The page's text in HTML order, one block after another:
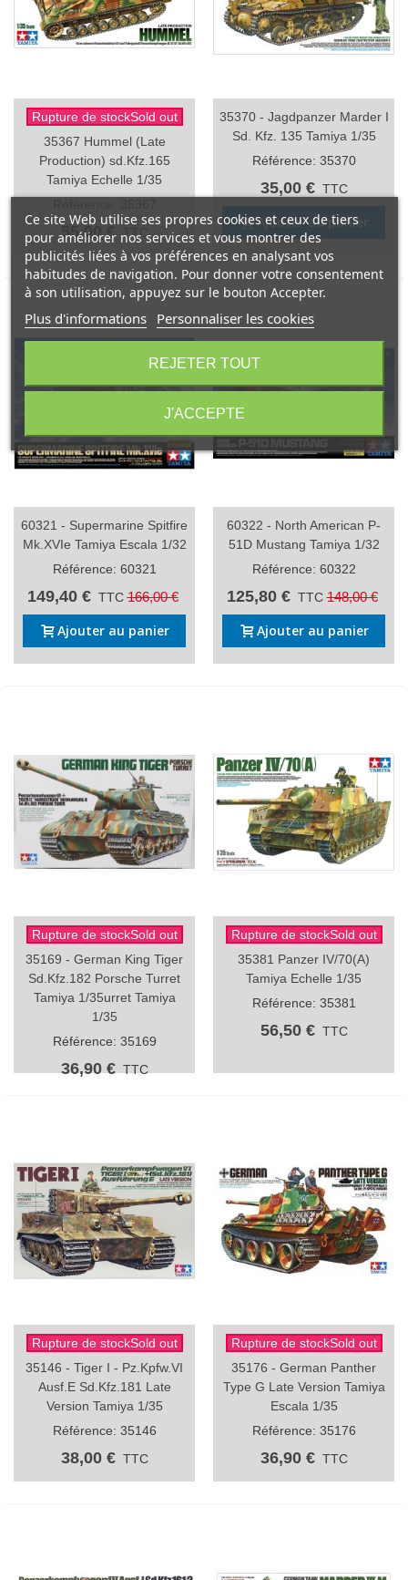
Rupture de stockSold out
35367 Hummel (Late
Production) sd.Kfz.165
Tamiya Echelle 1/35
55,00 € TTC
35370 - Jagdpanzer Marder I
Sd. Kfz. 135 Tamiya 1/35
Référence: 35370
35,00 € TTC
Ajouter au panier
60321 - Supermarine Spitfire
Mk.XVIe Tamiya Escala 1/32
Référence: 60321
149,40 € TTC 166,00 €
Ajouter au panier
60322 - North American P-
51D Mustang Tamiya 1/32
Référence: 60322
125,80 € TTC 148,00 €
Ajouter au panier
Rupture de stockSold out
35169 - German King Tiger
Sd.Kfz.182 Porsche Turret
Tamiya 1/35urret Tamiya
1/35
Référence: 35169
36,90 € TTC
Rupture de stockSold out
35381 Panzer IV/70(A)
Tamiya Echelle 1/35
Référence: 35381
56,50 € TTC
Rupture de stockSold out
35146 - Tiger I - Pz.Kpfw.VI
Ausf.E Sd.Kfz.181 Late
Version Tamiya 1/35
Référence: 35146
38,00 € TTC
Rupture de stockSold out
35176 - German Panther
Type G Late Version Tamiya
Escala 1/35
Référence: 35176
36,90 € TTC
Ce site Web utilise ses propres cookies et ceux de tiers
pour améliorer nos services et vous montrer des
publicités liées à vos préférences en analysant vos
habitudes de navigation. Pour donner votre consentement
à son utilisation, appuyez sur le bouton Accepter.
Plus d'informations Personnaliser les cookies
REJETER TOUT
J'ACCEPTE